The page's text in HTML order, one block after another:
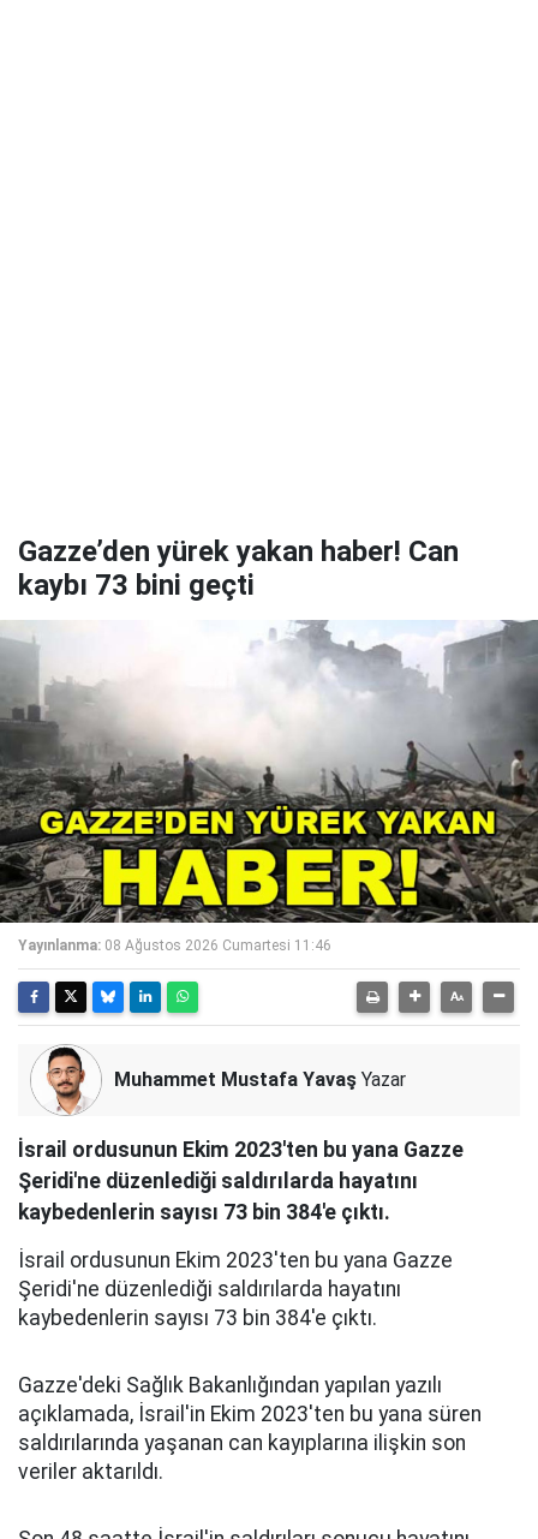
Gazze’den yürek yakan haber! Can
kaybı 73 bini geçti
Yayınlanma: 08 Ağustos 2026 Cumartesi 11:46
Muhammet Mustafa Yavaş Yazar
İsrail ordusunun Ekim 2023'ten bu yana Gazze
Şeridi'ne düzenlediği saldırılarda hayatını
kaybedenlerin sayısı 73 bin 384'e çıktı.
İsrail ordusunun Ekim 2023'ten bu yana Gazze
Şeridi'ne düzenlediği saldırılarda hayatını
kaybedenlerin sayısı 73 bin 384'e çıktı.
Gazze'deki Sağlık Bakanlığından yapılan yazılı
açıklamada, İsrail'in Ekim 2023'ten bu yana süren
saldırılarında yaşanan can kayıplarına ilişkin son
veriler aktarıldı.